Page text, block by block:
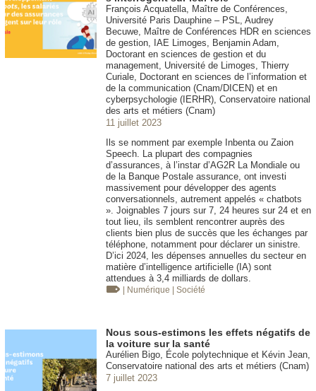
François Acquatella, Maître de Conférences,
Université Paris Dauphine – PSL, Audrey
Becuwe, Maître de Conférences HDR en sciences
de gestion, IAE Limoges, Benjamin Adam,
Doctorant en sciences de gestion et du
management, Université de Limoges, Thierry
Curiale, Doctorant en sciences de l’information et
de la communication (Cnam/DICEN) et en
cyberpsychologie (IERHR), Conservatoire national
des arts et métiers (Cnam)
11 juillet 2023
Ils se nomment par exemple Inbenta ou Zaion
Speech. La plupart des compagnies
d’assurances, à l’instar d’AG2R La Mondiale ou
de la Banque Postale assurance, ont investi
massivement pour développer des agents
conversationnels, autrement appelés « chatbots
». Joignables 7 jours sur 7, 24 heures sur 24 et en
tout lieu, ils semblent rencontrer auprès des
clients bien plus de succès que les échanges par
téléphone, notamment pour déclarer un sinistre.
D’ici 2024, les dépenses annuelles du secteur en
matière d’intelligence artificielle (IA) sont
attendues à 3,4 milliards de dollars.
| Numérique | Société
Nous sous-estimons les effets négatifs de
la voiture sur la santé
Aurélien Bigo, École polytechnique et Kévin Jean,
Conservatoire national des arts et métiers (Cnam)
7 juillet 2023